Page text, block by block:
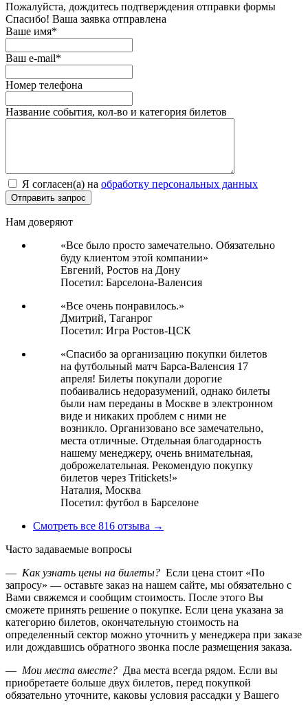
Пожалуйста, дождитесь подтверждения отправки формы
Спасибо! Ваша заявка отправлена
Ваше имя*
Ваш e-mail*
Номер телефона
Название события, кол-во и категория билетов
Я согласен(а) на обработку персональных данных
Нам доверяют
«Все было просто замечательно. Обязательно
буду клиентом этой компании»
Евгений, Ростов на Дону
Посетил: Барселона-Валенсия
«Все очень понравилось.»
Дмитрий, Таганрог
Посетил: Игра Ростов-ЦСК
«Спасибо за организацию покупки билетов
на футбольный матч Барса-Валенсия 17
апреля! Билеты покупали дорогие
побаивались недоразумений, однако билеты
были нам переданы в Москве в электронном
виде и никаких проблем с ними не
возникло. Организовано все замечательно,
места отличные. Отдельная благодарность
нашему менеджеру, очень внимательная,
доброжелательная. Рекомендую покупку
билетов через Tritickets!»
Наталия, Москва
Посетил: футбол в Барселоне
Смотреть все 816 отзыва →
Часто задаваемые вопросы
— Как узнать цены на билеты? Если цена стоит «По
запросу» — оставьте заказ на нашем сайте, мы обязательно с
Вами свяжемся и сообщим стоимость. После этого Вы
сможете принять решение о покупке. Если цена указана за
категорию билетов, окончательную стоимость на
определенный сектор можно уточнить у менеджера при заказе
или дождавшись обратного звонка после размещения заказа.
— Мои места вместе? Два места всегда рядом. Если вы
приобретаете больше двух билетов, перед покупкой
обязательно уточните, каковы условия рассадки у Вашего